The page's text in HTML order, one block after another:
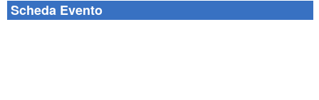
Scheda Evento